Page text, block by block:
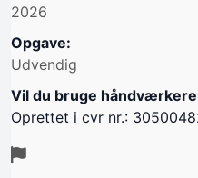
2026
Opgave:
Udvendig
Vil du bruge
Oprettet i cvr nr.: